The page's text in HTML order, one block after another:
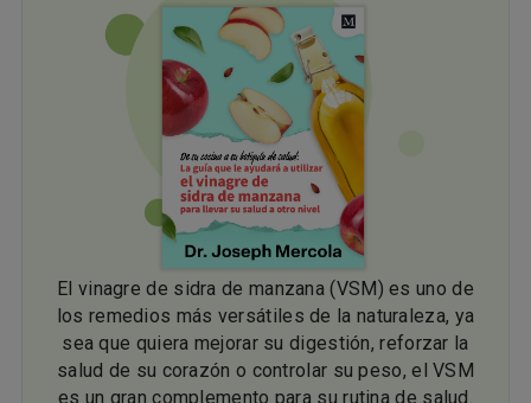
El vinagre de sidra de manzana (VSM) es uno de
los remedios más versátiles de la naturaleza, ya
sea que quiera mejorar su digestión, reforzar la
salud de su corazón o controlar su peso, el VSM
es un gran complemento para su rutina de salud.